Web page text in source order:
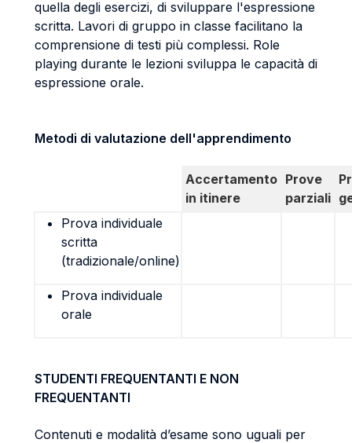
quella degli esercizi, di sviluppare l'espressione
scritta. Lavori di gruppo in classe facilitano la
comprensione di testi più complessi. Role
playing durante le lezioni sviluppa le capacità di
espressione orale.
Metodi di valutazione dell'apprendimento
Accertamento
in itinere
Prove
parziali
Prova individuale
scritta
(tradizionale/online)
Prova individuale
orale
STUDENTI FREQUENTANTI E NON
FREQUENTANTI
Contenuti e modalità d’esame sono uguali per